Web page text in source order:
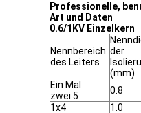
Professionelle,
Art und Daten
0.6/1KV Einzelkern
Nennbereich
des Leiters
der
(mm)
Ein Mal
zwei.5
0.8
1x4
1.0